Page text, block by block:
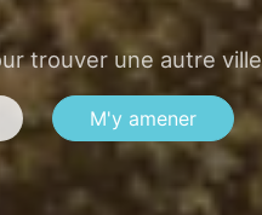
trouver une autre ville
M'y amener